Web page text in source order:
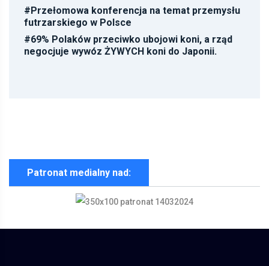
#Przełomowa konferencja na temat przemysłu
futrzarskiego w Polsce
#69% Polaków przeciwko ubojowi koni, a rząd
negocjuje wywóz ŻYWYCH koni do Japonii.
Patronat medialny nad: